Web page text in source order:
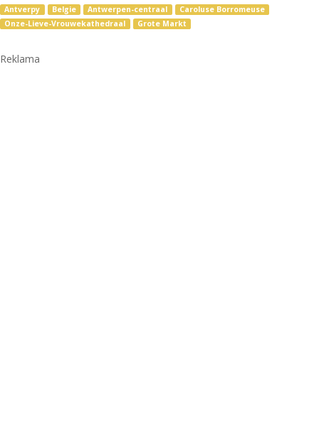
Antverpy Belgie Antwerpen-centraal
Caroluse Borromeuse
Onze-Lieve-Vrouwekathedraal
Grote Markt
Reklama